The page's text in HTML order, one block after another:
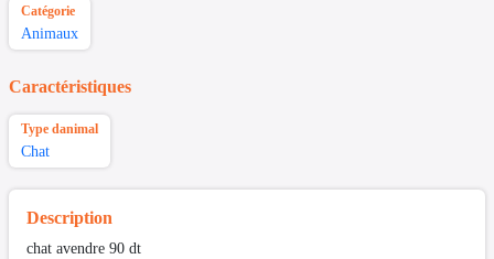
Catégorie
Animaux
Caractéristiques
Type danimal
Chat
Description
chat avendre 90 dt